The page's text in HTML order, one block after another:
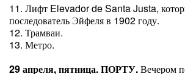
11. Лифт Elevador de Santa Justa,
последователь Эйфеля в 1902 году.
12. Трамваи.
13. Метро.
29 апреля, пятница. ПОРТУ.Вечером